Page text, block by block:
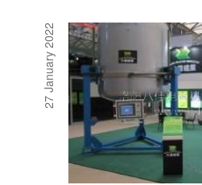
27 January 2022